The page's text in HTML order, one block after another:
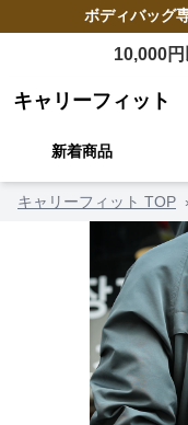
ボディバッグ
10,000円
キャリーフィット
新着商品
キャリーフィット TOP ›